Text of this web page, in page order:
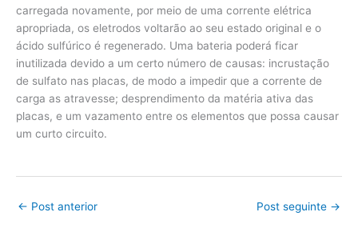
carregada novamente, por meio de uma corrente elétrica
apropriada, os eletrodos voltarão ao seu estado original e o
ácido sulfúrico é regenerado. Uma bateria poderá ficar
inutilizada devido a um certo número de causas: incrustação
de sulfato nas placas, de modo a impedir que a corrente de
carga as atravesse; desprendimento da matéria ativa das
placas, e um vazamento entre os elementos que possa causar
um curto circuito.
← Post anterior Post seguinte →